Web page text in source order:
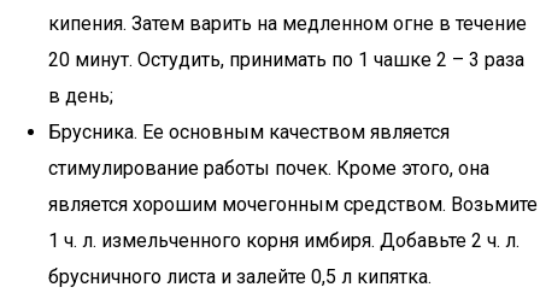
кипения. Затем варить на медленном огне в течение
20 минут. Остудить, принимать по 1 чашке 2 – 3 раза
в день;
Брусника. Ее основным качеством является
стимулирование работы почек. Кроме этого, она
является хорошим мочегонным средством. Возьмите
1 ч. л. измельченного корня имбиря. Добавьте 2 ч. л.
брусничного листа и залейте 0,5 л кипятка.